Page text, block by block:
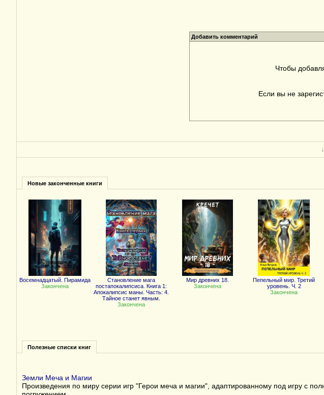
Добавить комментарий
Чтобы
Если вы не
Новые законченные книги
Восемнадцатый. Пирамида
Закончена
Становление мага
постапокалипсиса. Книга 1:
Апокалипсис маны. Часть: 4.
Тайное станет явным.
Закончена
Мир древних 18.
Закончена
Пепельный мир. Третий
уровень. Ч. 2
Закончена
Полезные списки книг
Земли Меча и Магии
Произведения по миру серии игр "Герои меча и магии", адаптированному под игру с